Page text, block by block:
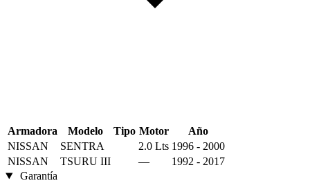
Armadora Modelo Tipo Motor
Año
NISSAN
SENTRA 2.0 Lts 1996 - 2000
NISSAN
TSURU III —
1992 - 2017
Garantía